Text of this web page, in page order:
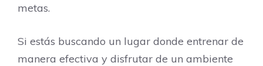
metas.
Si estás buscando un lugar donde entrenar de
manera efectiva y disfrutar de un ambiente